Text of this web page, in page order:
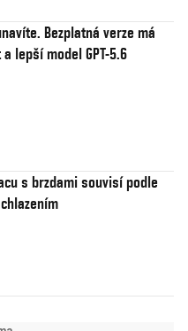
Bezplatná verze má
lepší model GPT-5.6
s brzdami souvisí podle